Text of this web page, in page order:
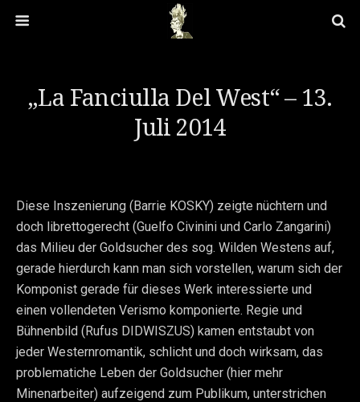
„La Fanciulla Del West“ – 13.
Juli 2014
Diese Inszenierung (Barrie KOSKY) zeigte nüchtern und
doch librettogerecht (Guelfo Civinini und Carlo Zangarini)
das Milieu der Goldsucher des sog. Wilden Westens auf,
gerade hierdurch kann man sich vorstellen, warum sich der
Komponist gerade für dieses Werk interessierte und
einen vollendeten Verismo komponierte. Regie und
Bühnenbild (Rufus DIDWISZUS) kamen entstaubt von
jeder Westernromantik, schlicht und doch wirksam, das
problematiche Leben der Goldsucher (hier mehr
Minenarbeiter) aufzeigend zum Publikum, unterstrichen